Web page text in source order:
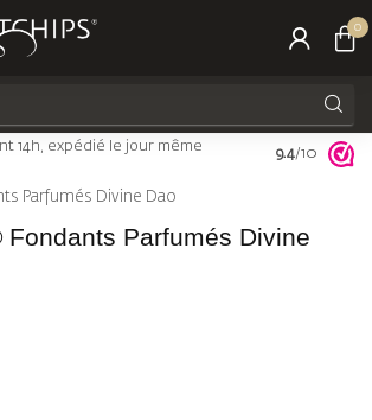
0
14h, expédié le jour même
Livraison
(FR)
9.4/10
Parfumés Divine Dao
Parfumés Divine